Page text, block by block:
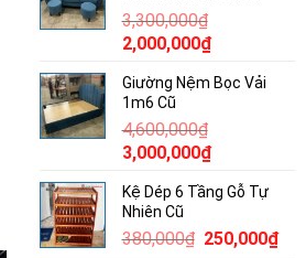
3,300,000₫
Giá
là:
3,300,000₫.
2,000,000₫Giá
tại
Giường Nệm Bọc Vải
1m6 Cũ
4,600,000₫
Giá
là:
4,600,000₫.
3,000,000₫Giá
tại
3,000,000₫.
Kệ Dép 6 Tầng Gỗ Tự
Nhiên Cũ
380,000₫ Giá
250,000₫Giá